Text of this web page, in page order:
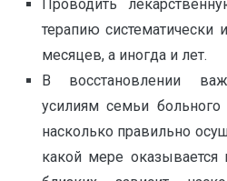
Проводить
терапию систематически
месяцев, а иногда и лет.
В восстановлении
усилиям семьи
насколько правильно
какой мере